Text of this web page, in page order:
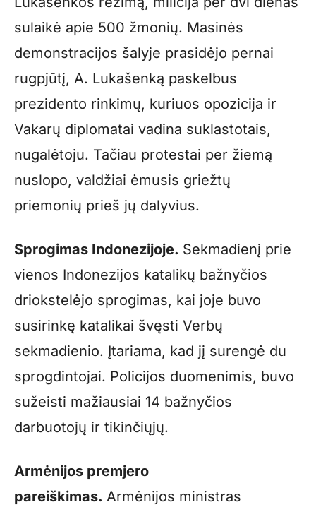
sulaikė apie 500 žmonių. Masinės
demonstracijos šalyje prasidėjo pernai
rugpjūtį, A. Lukašenką paskelbus
prezidento rinkimų, kuriuos opozicija ir
Vakarų diplomatai vadina suklastotais,
nugalėtoju. Tačiau protestai per žiemą
nuslopo, valdžiai ėmusis griežtų
priemonių prieš jų dalyvius.
Sprogimas Indonezijoje. Sekmadienį prie
vienos Indonezijos katalikų bažnyčios
driokstelėjo sprogimas, kai joje buvo
susirinkę katalikai švęsti Verbų
sekmadienio. Įtariama, kad jį surengė du
sprogdintojai. Policijos duomenimis, buvo
sužeisti mažiausiai 14 bažnyčios
darbuotojų ir tikinčiųjų.
Armėnijos premjero
pareiškimas. Armėnijos ministras